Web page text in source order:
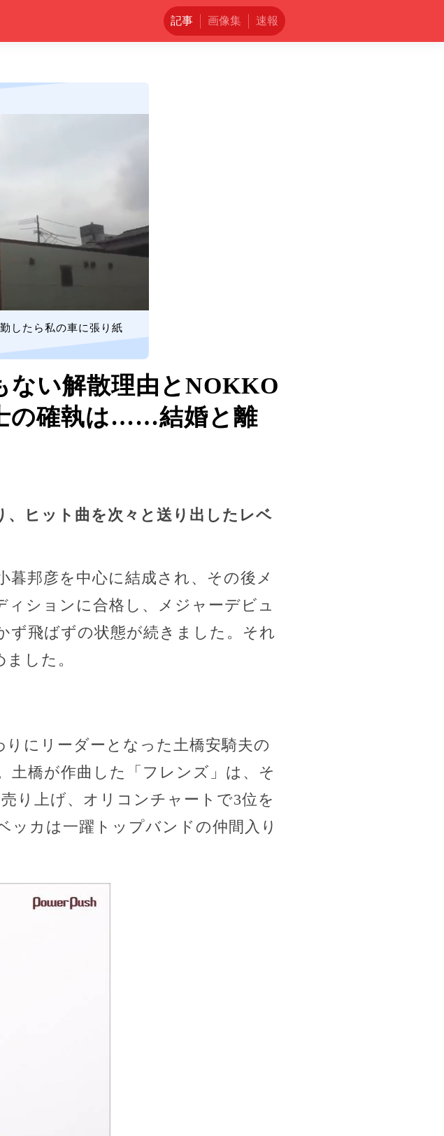
記事 画像集 速報
したら私の車に張り紙
ない解散理由とNOKKO
の確執は……結婚と離
ヒット曲を次々と送り出したレベ
暮邦彦を中心に結成され、その後メ
ィションに合格し、メジャーデビュ
ず飛ばずの状態が続きました。それ
した。
にリーダーとなった土橋安騎夫の
橋が作曲した「フレンズ」は、そ
り上げ、オリコンチャートで3位を
カは一躍トップバンドの仲間入り